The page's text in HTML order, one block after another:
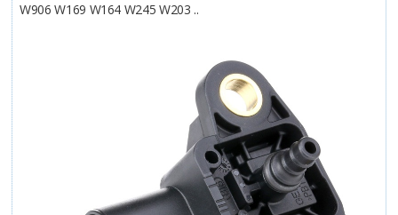
W906 W169 W164 W245 W203 ..